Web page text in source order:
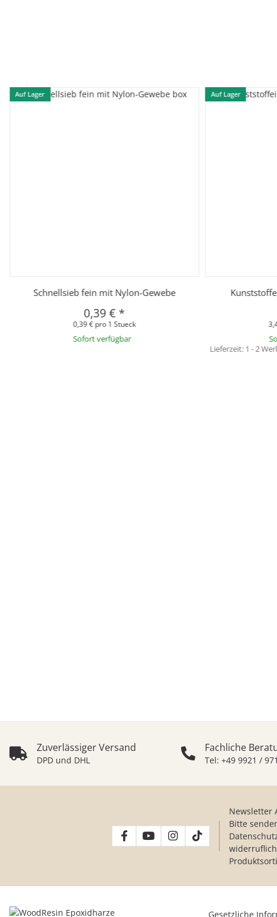
Auf Lager
Schnellsieb fein mit Nylon-Gewebe
0,39 €*
0,39 € pro 1 Stueck
Sofort verfügbar
Auf Lager
Lieferzeit:1 - 2
Zuverlässiger Versand
DPD und DHL
Fachliche
Tel: +49 9921 /
Newsletter
Bitte
Gesetzliche